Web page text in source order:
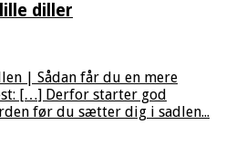
diller
| Sådan får du en mere
[…] Derfor starter god
før du sætter dig i sadlen...